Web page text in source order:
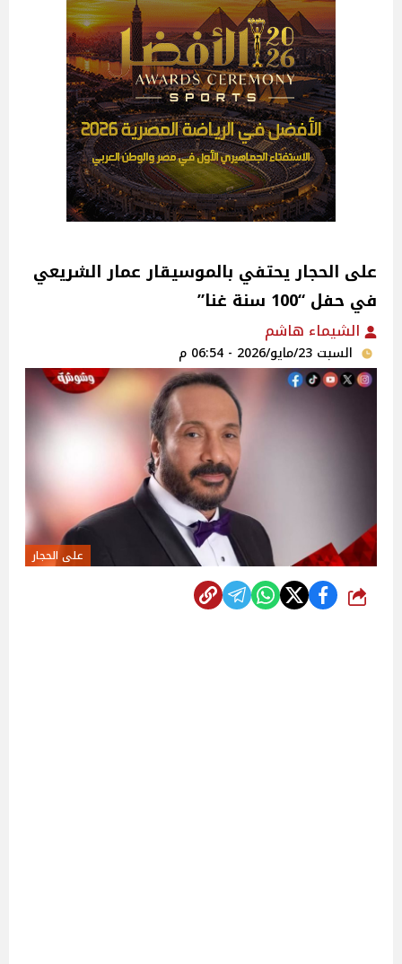
على الحجار يحتفي بالموسيقار عمار الشريعي
في حفل “100 سنة غنا”
الشيماء هاشم
السبت 23/مايو/2026 - 06:54 م
على الحجار
شارك